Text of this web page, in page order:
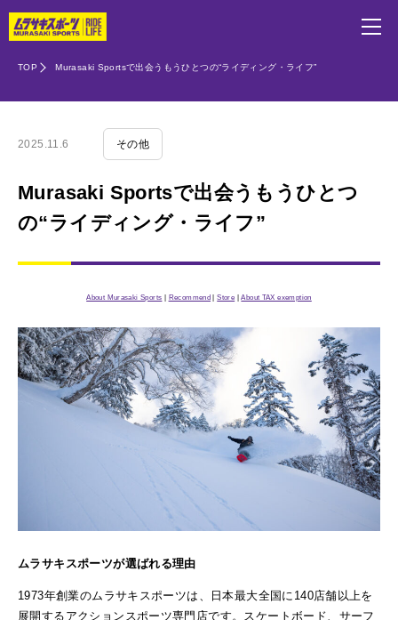
TOP Murasaki Sportsで出会うもうひとつの“ライディング・ライフ”
2025.11.6 その他
Murasaki Sportsで出会うもうひとつ
の“ライディング・ライフ”
About Murasaki Sports Recommend |Store |About TAX exemption
ムラサキスポーツが選ばれる理由
1973年創業のムラサキスポーツは、日本最大全国に140店舗以上を
展開するアクションスポーツ専門店です。スケートボード、サーフ